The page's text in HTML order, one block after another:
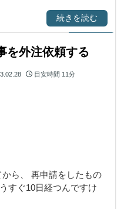
続きを読む
を外注依頼する
目安時間 11分
ら、 再申請をしたもの
すぐ10日経つんですけ